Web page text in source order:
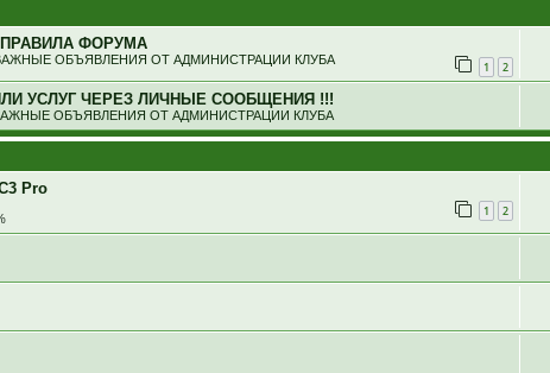
ФОРУМА
ОБЪЯВЛЕНИЯ ОТ АДМИНИСТРАЦИИ КЛУБА 1 2
УСЛУГ ЧЕРЕЗ ЛИЧНЫЕ СООБЩЕНИЯ !!!
ОБЪЯВЛЕНИЯ ОТ АДМИНИСТРАЦИИ КЛУБА
Pro
1 2